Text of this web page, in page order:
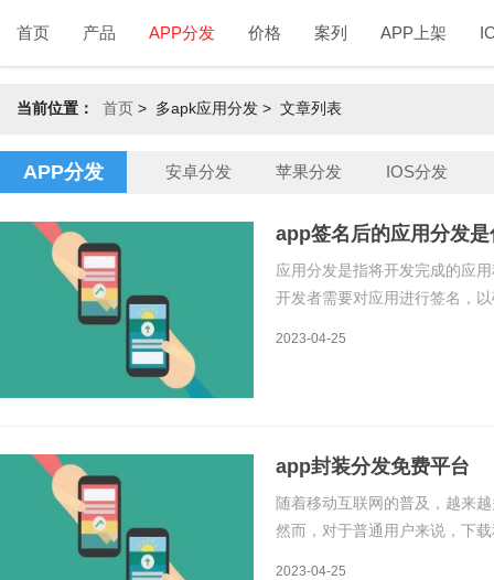
首页 产品 APP分发 价格 案列 APP上架
当前位置： 首页 > 多apk应用分发 > 文章列表
APP分发 安卓分发 苹果分发 IOS分发
app签名后的应用分发是
应用分发是指将开发完成的应
开发者需要对应用进行签名，
2023-04-25
app封装分发免费平台
随着移动互联网的普及，越来
然而，对于普通用户来说，下
2023-04-25